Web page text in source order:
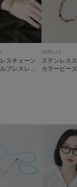
スチェーン
ブレスレッ
SMELLY
ステンレス
カラービー